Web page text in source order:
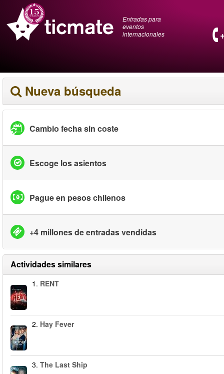
Entradas para
eventos
internacionales
Nueva búsqueda
Cambio fecha sin coste
Escoge los asientos
Pague en pesos chilenos
+4 millones de entradas vendidas
Actividades similares
1. RENT
2. Hay Fever
3. The Last Ship